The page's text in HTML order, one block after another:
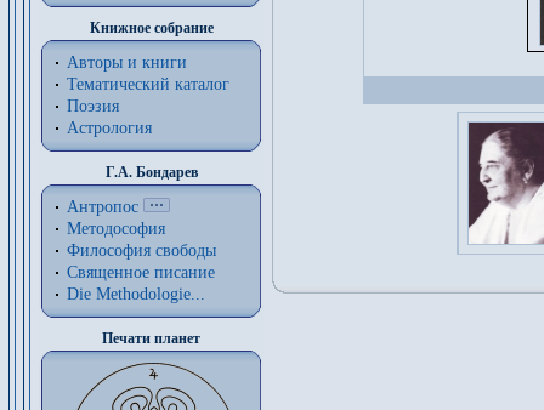
Книжное собрание
Авторы и книги
Тематический каталог
Поэзия
Астрология
Г.А. Бондарев
Антропос
Методософия
Философия cвободы
Священное писание
Die Methodologie...
Печати планет